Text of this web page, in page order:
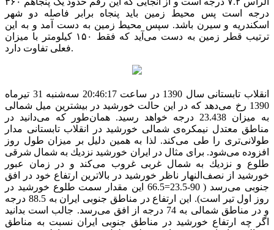
درجه است پس محیط زمین باید پنجاه برابر فاصله دو شهر
اسکندریه و سیرن باشد. سپس محیط زمین به دست آمد و به این
ترتیب قطر زمین به دست می‌آید که فقط ۱۵۰ کیلومتر با میزان
فعلی تفاوت دارد.
انقلاب تابستانی سال 1390 در ساعت 20:46:17 سه‌شنبه 31 تیرماه
1390 رخ می‌دهد كه در این حالت خورشید در بیشترین میل شمالی
به میزان 23.438 درجه خواهد رسید. همان‌طور كه می‌دانید در
مناطق معتدل نیمكره‌ی شمالی خورشید در انقلاب تابستانی مدار
طولانی‌تری را طی می‌كند. لذا به همین دلیل بر میزان طول روز
افزوده می‌شود. برای مثال در ایران خورشید نزدیك به شمال شرقی
طلوع و نزدیك به شمال غربی غروب می‌كند و در زمان عبور
خورشید از نصف‌النهار ناظر خورشید در بالاترین ارتفاع خود در افق
جنوبی می‌رسد ( 90-23.5=66.5 این مقدار سمت طلوع خورشید در
روز اول تیر است). این ارتفاع در مناطق جنوبی ایران به 88.5 درجه
و در مناطق شمالی به 74 درجه از افق می‌رسد. جالب است بدانید
اگر چه ارتفاع خورشید در مناطق جنوبی ایران نسبت به مناطق